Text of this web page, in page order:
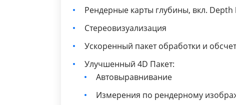
Рендерные карты глубины, вкл.
Стереовизуализация
Ускоренный пакет обработки и
Улучшенный 4D Пакет:
Автовыравнивание
Измерения по рендерному